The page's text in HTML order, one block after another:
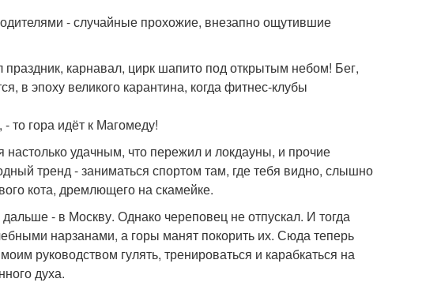
- случайные прохожие, внезапно ощутившие
карнавал, цирк шапито под открытым небом! Бег,
в эпоху великого карантина, когда фитнес-клубы
то гора идёт к Магомеду!
удачным, что пережил и локдауны, и прочие
тренд - заниматься спортом там, где тебя видно, слышно
кота, дремлющего на скамейке.
- в Москву. Однако череповец не отпускал. И тогда
нарзанами, а горы манят покорить их. Сюда теперь
руководством гулять, тренироваться и карабкаться на
духа.